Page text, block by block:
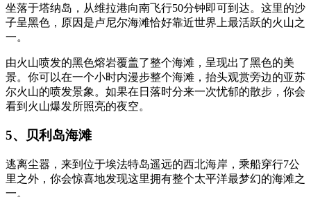
坐落于塔纳岛，从维拉港向南飞行50分钟即可到达。这里的沙
子呈黑色，原因是卢尼尔海滩恰好靠近世界上最活跃的火山之
一。
由火山喷发的黑色熔岩覆盖了整个海滩，呈现出了黑色的美
景。你可以在一个小时内漫步整个海滩，抬头观赏旁边的亚苏
尔火山的喷发景象。如果在日落时分来一次忧郁的散步，你会
看到火山爆发所照亮的夜空。
5、贝利岛海滩
逃离尘嚣，来到位于埃法特岛遥远的西北海岸，乘船穿行7公
里之外，你会惊喜地发现这里拥有整个太平洋最梦幻的海滩之
一。